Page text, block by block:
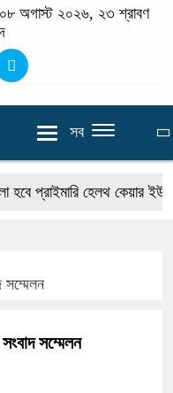
০৮ অগাস্ট ২০২৬, ২৩ শ্রাবণ
সব
হেলথ কেয়ার ইউনিট :
সম্মেলন
সম্মেলন